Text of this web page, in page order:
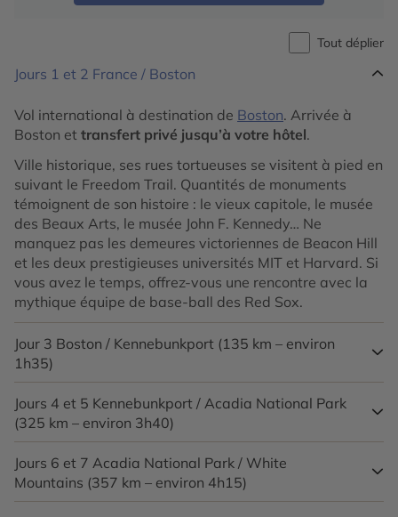
Tout déplier
Jours 1 et 2 France / Boston
Vol international à destination de Boston. Arrivée à
Boston et transfert privé jusqu’à votre hôtel.
Ville historique, ses rues tortueuses se visitent à pied en
suivant le Freedom Trail. Quantités de monuments
témoignent de son histoire : le vieux capitole, le musée
des Beaux Arts, le musée John F. Kennedy… Ne
manquez pas les demeures victoriennes de Beacon Hill
et les deux prestigieuses universités MIT et Harvard. Si
vous avez le temps, offrez-vous une rencontre avec la
mythique équipe de base-ball des Red Sox.
Jour 3 Boston / Kennebunkport (135 km – environ
1h35)
Prise en charge de votre véhicule. Départ vers le
Maine. Surnommé l’état des pins, c’est l’état le plus
maritime de laNouvelle Angleterre. La route dévoile un
littoral spectaculaire, très découpé, parsemé de
villages de pêcheurs, de 63 phares et de milliers d’îlots.
Profitez-en pour visiter les galeries d’art et déguster la
Jours 4 et 5 Kennebunkport / Acadia National Park
(325 km – environ 3h40)
Bar Harbor et sa côte déchiquetée de granit rose
contraste avec le bleu de l’océan. C’est la porte d’entrée
pour l’Acadia National Park, joyau de la côte est des
Jours 6 et 7 Acadia National Park / White
Mountains (357 km – environ 4h15)